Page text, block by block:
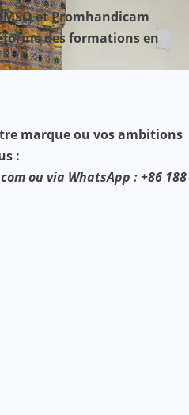
et Promhandicam
des formations en
marque ou vos ambitions
:
ou via WhatsApp : +86 188